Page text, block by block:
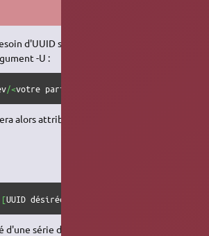
d'UUID spécifique, ne mettez
-U :
/<votre partition
alors attribué.
[UUID désirée
d'une série de 8 chiffres au format